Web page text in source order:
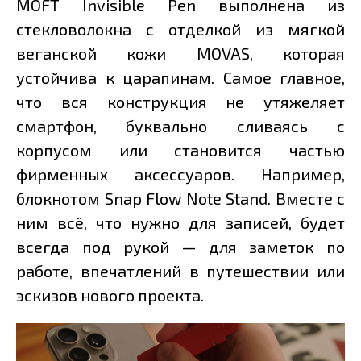
MOFT Invisible Pen выполнена из
стекловолокна с отделкой из мягкой
веганской кожи MOVAS, которая
устойчива к царапинам. Самое главное,
что вся конструкция не утяжеляет
смартфон, буквально сливаясь с
корпусом или становится частью
фирменных аксессуаров. Например,
блокнотом Snap Flow Note Stand. Вместе с
ним всё, что нужно для записей, будет
всегда под рукой — для заметок по
работе, впечатлений в путешествии или
эскизов нового проекта.